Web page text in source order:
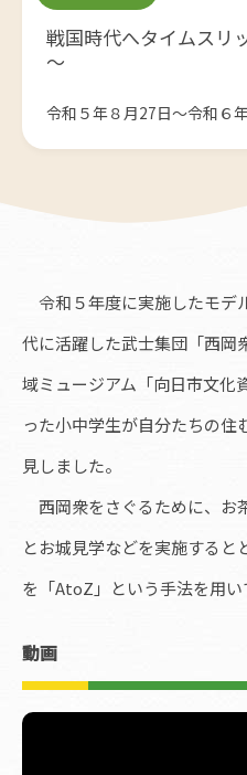
戦国時代へタイムスリ
～
令和５年８月27日～令和６
令和５年度に実施したモデ
代に活躍した武士集団「西岡
域ミュージアム「向日市文化
った小中学生が自分たちの
見しました。
西岡衆をさぐるために、お
とお城見学などを実施する
を「AtoZ」という手法を用い
動画